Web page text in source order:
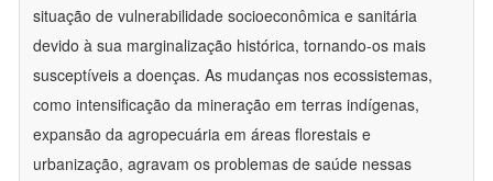
situação de vulnerabilidade socioeconômica e sanitária
devido à sua marginalização histórica, tornando-os mais
susceptíveis a doenças. As mudanças nos ecossistemas,
como intensificação da mineração em terras indígenas,
expansão da agropecuária em áreas florestais e
urbanização, agravam os problemas de saúde nessas